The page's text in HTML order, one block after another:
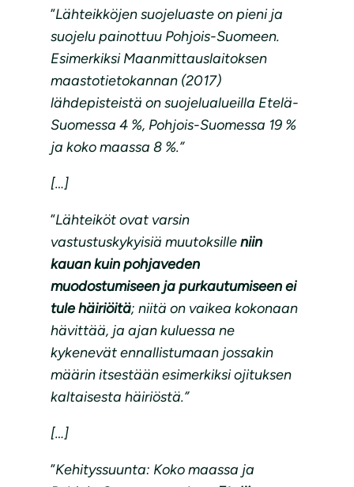
”Lähteikköjen suojeluaste on pieni ja
suojelu painottuu Pohjois-Suomeen.
Esimerkiksi Maanmittauslaitoksen
maastotietokannan (2017)
lähdepisteistä on suojelualueilla Etelä-
Suomessa 4 %, Pohjois-Suomessa 19 %
ja koko maassa 8 %.”
[…]
”Lähteiköt ovat varsin
vastustuskykyisiä muutoksilleniin
kauan kuin pohjaveden
muodostumiseen ja purkautumiseen ei
tule häiriöitä; niitä on vaikea kokonaan
hävittää, ja ajan kuluessa ne
kykenevät ennallistumaan jossakin
määrin itsestään esimerkiksi ojituksen
kaltaisesta häiriöstä.”
[…]
”Kehityssuunta: Koko maassa ja